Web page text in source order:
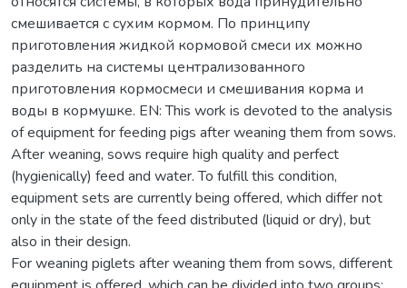
смешивается с сухим кормом. По принципу
приготовления жидкой кормовой смеси их можно
разделить на системы централизованного
приготовления кормосмеси и смешивания корма и
воды в кормушке. EN: This work is devoted to the analysis
of equipment for feeding pigs after weaning them from sows.
After weaning, sows require high quality and perfect
(hygienically) feed and water. To fulfill this condition,
equipment sets are currently being offered, which differ not
only in the state of the feed distributed (liquid or dry), but
also in their design.
For weaning piglets after weaning them from sows, different